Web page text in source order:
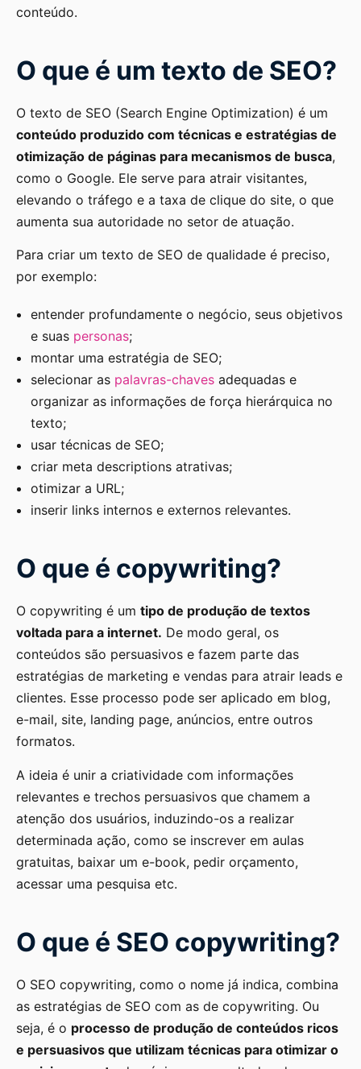
conteúdo.
O que é um texto de SEO?
O texto de SEO (Search Engine Optimization) é um
conteúdo produzido com técnicas e estratégias de
otimização de páginas para mecanismos de busca,
como o Google. Ele serve para atrair visitantes,
elevando o tráfego e a taxa de clique do site, o que
aumenta sua autoridade no setor de atuação.
Para criar um texto de SEO de qualidade é preciso,
por exemplo:
entender profundamente o negócio, seus objetivos
e suas personas;
montar uma estratégia de SEO;
selecionar as palavras-chaves adequadas e
organizar as informações de força hierárquica no
texto;
usar técnicas de SEO;
criar meta descriptions atrativas;
otimizar a URL;
inserir links internos e externos relevantes.
O que é copywriting?
O copywriting é um tipo de produção de textos
voltada para a internet. De modo geral, os
conteúdos são persuasivos e fazem parte das
estratégias de marketing e vendas para atrair leads e
clientes. Esse processo pode ser aplicado em blog,
e-mail, site, landing page, anúncios, entre outros
formatos.
A ideia é unir a criatividade com informações
relevantes e trechos persuasivos que chamem a
atenção dos usuários, induzindo-os a realizar
determinada ação, como se inscrever em aulas
gratuitas, baixar um e-book, pedir orçamento,
acessar uma pesquisa etc.
O que é SEO copywriting?
O SEO copywriting, como o nome já indica, combina
as estratégias de SEO com as de copywriting. Ou
seja, é o processo de produção de conteúdos ricos
e persuasivos que utilizam técnicas para otimizar o